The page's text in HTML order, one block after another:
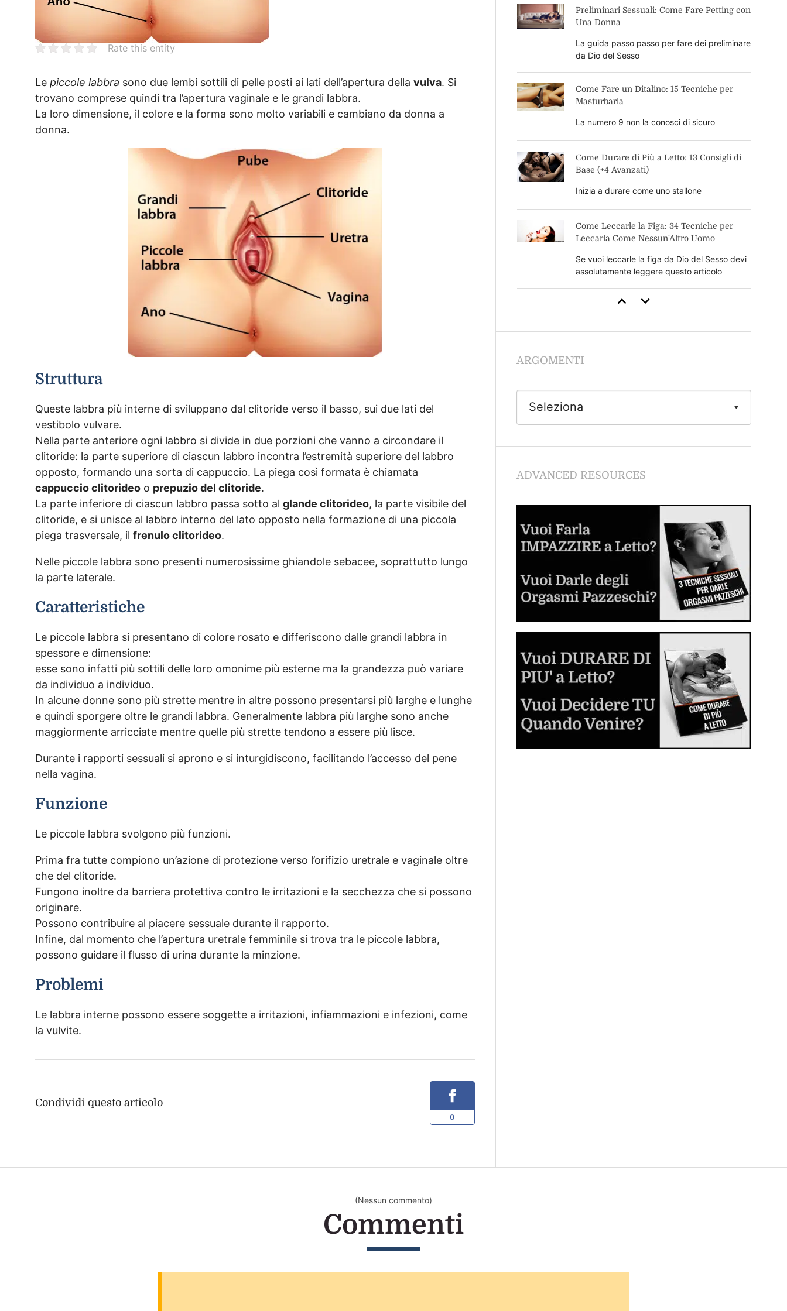
Rate this entity
Lepiccole labbra sono due lembi sottili di pelle posti ai lati dell’apertura dellavulva. Si
trovano comprese quindi tra l’apertura vaginale e le grandi labbra.
La loro dimensione, il colore e la forma sono molto variabili e cambiano da donna a
donna.
Struttura
Queste labbra più interne di sviluppano dal clitoride verso il basso, sui due lati del
vestibolo vulvare.
Nella parte anteriore ogni labbro si divide in due porzioni che vanno a circondare il
clitoride: la parte superiore di ciascun labbro incontra l’estremità superiore del labbro
opposto, formando una sorta di cappuccio. La piega così formata è chiamata
cappuccio clitorideo o prepuzio del clitoride.
La parte inferiore di ciascun labbro passa sotto alglande clitorideo, la parte visibile del
clitoride, e si unisce al labbro interno del lato opposto nella formazione di una piccola
piega trasversale, ilfrenulo clitorideo.
Nelle piccole labbra sono presenti numerosissime ghiandole sebacee, soprattutto lungo
la parte laterale.
Caratteristiche
Le piccole labbra si presentano di colore rosato e differiscono dalle grandi labbra in
spessore e dimensione:
esse sono infatti più sottili delle loro omonime più esterne ma la grandezza può variare
da individuo a individuo.
In alcune donne sono più strette mentre in altre possono presentarsi più larghe e lunghe
e quindi sporgere oltre le grandi labbra. Generalmente labbra più larghe sono anche
maggiormente arricciate mentre quelle più strette tendono a essere più lisce.
Durante i rapporti sessuali si aprono e si inturgidiscono, facilitando l’accesso del pene
nella vagina.
Funzione
Le piccole labbra svolgono più funzioni.
Prima fra tutte compiono un’azione di protezione verso l’orifizio uretrale e vaginale oltre
che del clitoride.
Fungono inoltre da barriera protettiva contro le irritazioni e la secchezza che si possono
originare.
Possono contribuire al piacere sessuale durante il rapporto.
Infine, dal momento che l’apertura uretrale femminile si trova tra le piccole labbra,
possono guidare il flusso di urina durante la minzione.
Problemi
Le labbra interne possono essere soggette a irritazioni, infiammazioni e infezioni, come
la vulvite.
Condividi questo articolo
0
Preliminari Sessuali: Come Fare Petting con
Una Donna
La guida passo passo per fare dei preliminare
da Dio del Sesso
Come Fare un Ditalino: 15 Tecniche per
Masturbarla
La numero 9 non la conosci di sicuro
Come Durare di Più a Letto: 13 Consigli di
Base (+4 Avanzati)
Inizia a durare come uno stallone
Come Leccarle la Figa: 34 Tecniche per
Leccarla Come Nessun'Altro Uomo
Se vuoi leccarle la figa da Dio del Sesso devi
assolutamente leggere questo articolo
Come Stimolare il Clitoride
penetrazione anale in piena sicurezza.
Inizia a sperimentare e divertirti
Dilatatore Anale (Butt Plug o Anal Plug)
Cos'è, come si usa e come scegliere il
Sesso Anale per la Prima Volta
La guida step by step per sverginarla dal
culo
ARGOMENTI
ADVANCED RESOURCES
Commenti
(Nessun commento)